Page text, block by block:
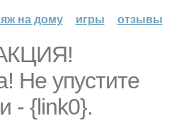
на дому
игры отзывы
Не упустите
- {link0}.